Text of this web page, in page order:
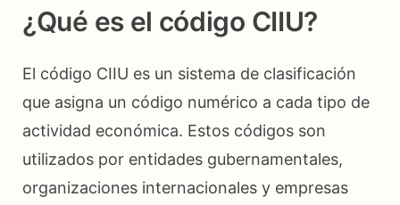
¿Qué es el código CIIU?
El código CIIU es un sistema de clasificación
que asigna un código numérico a cada tipo de
actividad económica. Estos códigos son
utilizados por entidades gubernamentales,
organizaciones internacionales y empresas